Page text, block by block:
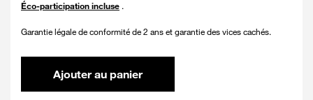
Éco-participation incluse .
Garantie légale de conformité de 2 ans et garantie des vices cachés.
Ajouter au panier